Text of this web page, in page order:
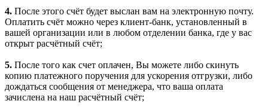
4. После этого счёт будет выслан вам на электронную почту.
Оплатить счёт можно через клиент-банк, установленный в
вашей организации или в любом отделении банка, где у вас
открыт расчётный счёт;
5. После того как счет оплачен, Вы можете либо скинуть
копию платежного поручения для ускорения отгрузки, либо
дождаться сообщения от менеджера, что ваша оплата
зачислена на наш расчётный счёт;